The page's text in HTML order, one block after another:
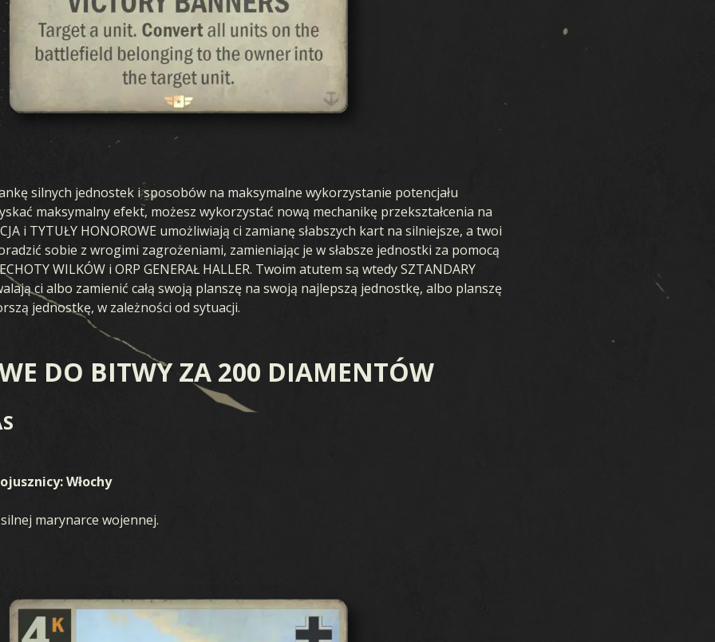
silnych jednostek i sposobów na maksymalne wykorzystanie potencjału
maksymalny efekt, możesz wykorzystać nową mechanikę przekształcenia na
i TYTUŁY HONOROWE umożliwiają ci zamianę słabszych kart na silniejsze, a twoi
sobie z wrogimi zagrożeniami, zamieniając je w słabsze jednostki za pomocą
WILKÓW i ORP GENERAŁ HALLER. Twoim atutem są wtedy SZTANDARY
ci albo zamienić całą swoją planszę na swoją najlepszą jednostkę, albo planszę
jednostkę, w zależności od sytuacji.
DO BITWY ZA 200 DIAMENTÓW
Włochy
marynarce wojennej.